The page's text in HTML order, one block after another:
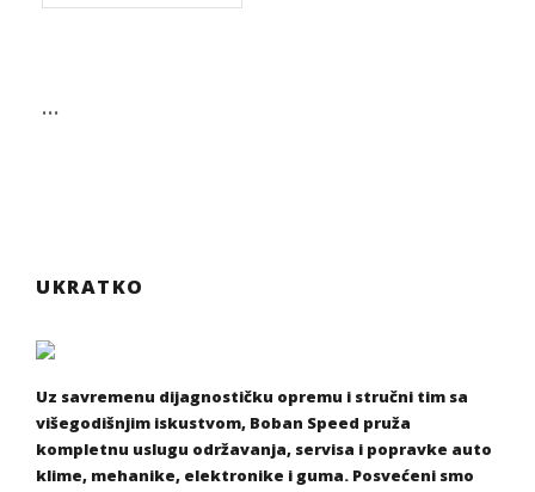
…
UKRATKO
Uz savremenu dijagnostičku opremu i stručni tim sa
višegodišnjim iskustvom, Boban Speed pruža
kompletnu uslugu održavanja, servisa i popravke auto
klime, mehanike, elektronike i guma. Posvećeni smo